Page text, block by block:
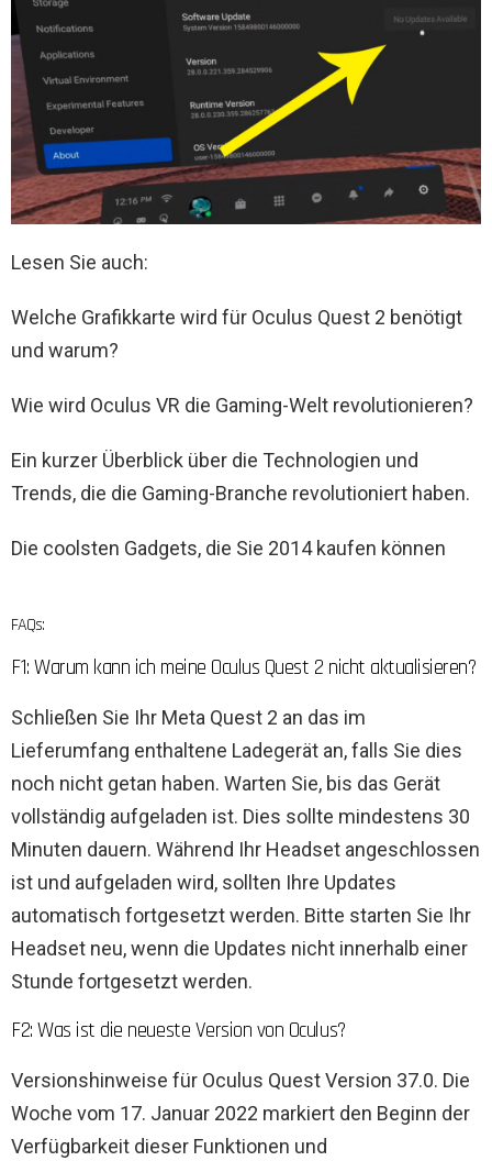
Lesen Sie auch:
Welche Grafikkarte wird für Oculus Quest 2 benötigt
und warum?
Wie wird Oculus VR die Gaming-Welt revolutionieren?
Ein kurzer Überblick über die Technologien und
Trends, die die Gaming-Branche revolutioniert haben.
Die coolsten Gadgets, die Sie 2014 kaufen können
FAQs:
F1: Warum kann ich meine Oculus Quest 2 nicht aktualisieren?
Schließen Sie Ihr Meta Quest 2 an das im
Lieferumfang enthaltene Ladegerät an, falls Sie dies
noch nicht getan haben. Warten Sie, bis das Gerät
vollständig aufgeladen ist. Dies sollte mindestens 30
Minuten dauern. Während Ihr Headset angeschlossen
ist und aufgeladen wird, sollten Ihre Updates
automatisch fortgesetzt werden. Bitte starten Sie Ihr
Headset neu, wenn die Updates nicht innerhalb einer
Stunde fortgesetzt werden.
F2: Was ist die neueste Version von Oculus?
Versionshinweise für Oculus Quest Version 37.0. Die
Woche vom 17. Januar 2022 markiert den Beginn der
Verfügbarkeit dieser Funktionen und